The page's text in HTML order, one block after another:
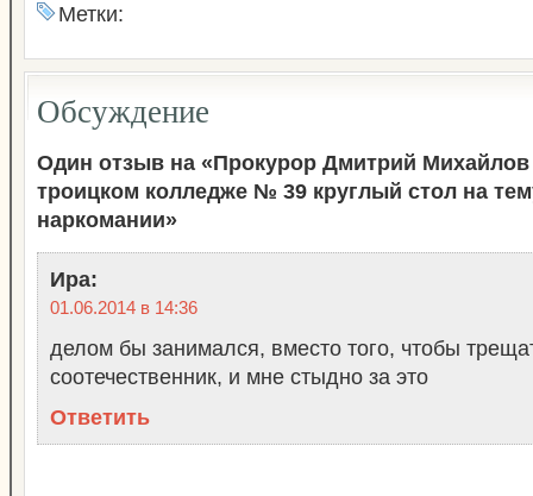
Метки:
Обсуждение
Один отзыв на «Прокурор Дмитрий
троицком колледже № 39 круглый стол на
наркомании»
Ира:
01.06.2014 в 14:36
делом бы занимался, вместо того, чтобы
соотечественник, и мне стыдно за это
Ответить